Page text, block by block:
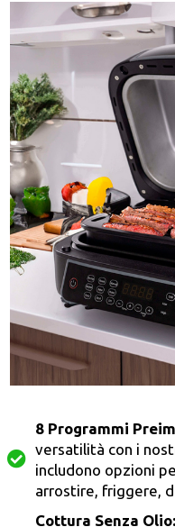
8 Programmi
versatilità con i
includono opzioni
arrostire, friggere,
Cottura Senza Olio: